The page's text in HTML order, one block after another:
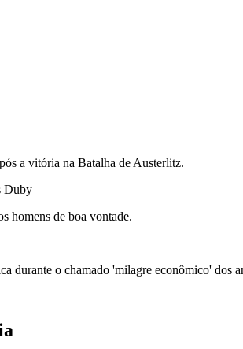
a vitória na Batalha de Austerlitz.
Duby
homens de boa vontade.
durante o chamado 'milagre econômico' dos